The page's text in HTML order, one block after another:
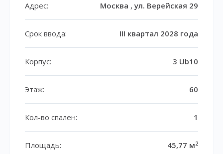
Адрес: Москва , ул. Верейская 29
Срок ввода: III квартал 2028 года
Корпус: 3 Ub10
Этаж: 60
Кол-во спален: 1
Площадь: 45,77 м2